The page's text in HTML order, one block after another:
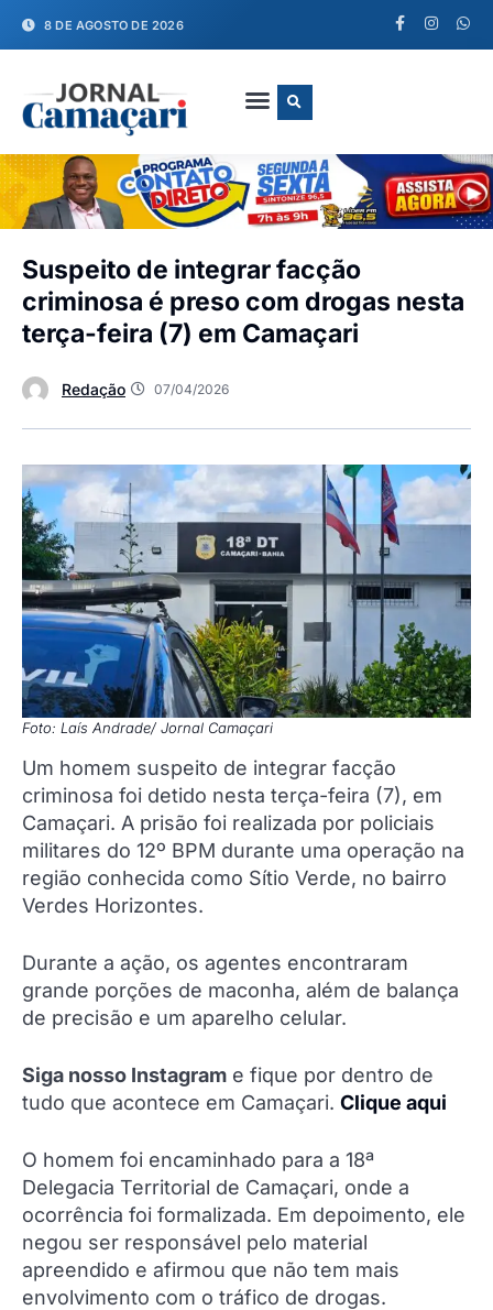
8 DE AGOSTO DE 2026
Suspeito de integrar facção
criminosa é preso com drogas nesta
terça-feira (7) em Camaçari
Redação 07/04/2026
Foto: Laís Andrade/ Jornal Camaçari
Um homem suspeito de integrar facção
criminosa foi detido nesta terça-feira (7), em
Camaçari. A prisão foi realizada por policiais
militares do 12º BPM durante uma operação na
região conhecida como Sítio Verde, no bairro
Verdes Horizontes.
Durante a ação, os agentes encontraram
grande porções de maconha, além de balança
de precisão e um aparelho celular.
Siga nosso Instagram e fique por dentro de
tudo que acontece em Camaçari. Clique aqui
O homem foi encaminhado para a 18ª
Delegacia Territorial de Camaçari, onde a
ocorrência foi formalizada. Em depoimento, ele
negou ser responsável pelo material
apreendido e afirmou que não tem mais
envolvimento com o tráfico de drogas.